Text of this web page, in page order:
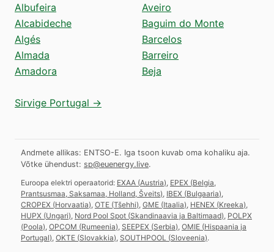
Albufeira
Alcabideche
Algés
Almada
Amadora
Aveiro
Baguim do Monte
Barcelos
Barreiro
Beja
Sirvige Portugal →
Andmete allikas: ENTSO-E. Iga tsoon kuvab oma kohaliku aja.
Võtke ühendust: sp@euenergy.live.
Euroopa elektri operaatorid: EXAA (Austria) EPEX (Belgia,
Prantsusmaa, Saksamaa, Holland, Šveits) IBEX (Bulgaaria)
CROPEX (Horvaatia) OTE (Tšehhi) GME (Itaalia) HENEX (Kreeka)
HUPX (Ungari) Nord Pool Spot (Skandinaavia ja Baltimaad) POLPX
(Poola) OPCOM (Rumeenia) SEEPEX (Serbia) OMIE (Hispaania ja
Portugal) OKTE (Slovakkia) SOUTHPOOL (Sloveenia).